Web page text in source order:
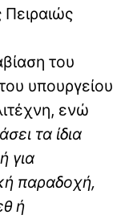
του
υπουργείου
ενώ
τα ίδια
για
παραδοχή,
ή